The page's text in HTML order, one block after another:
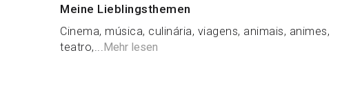
Meine Lieblingsthemen
Cinema, música, culinária, viagens, animais, animes,
teatro,...Mehr lesen